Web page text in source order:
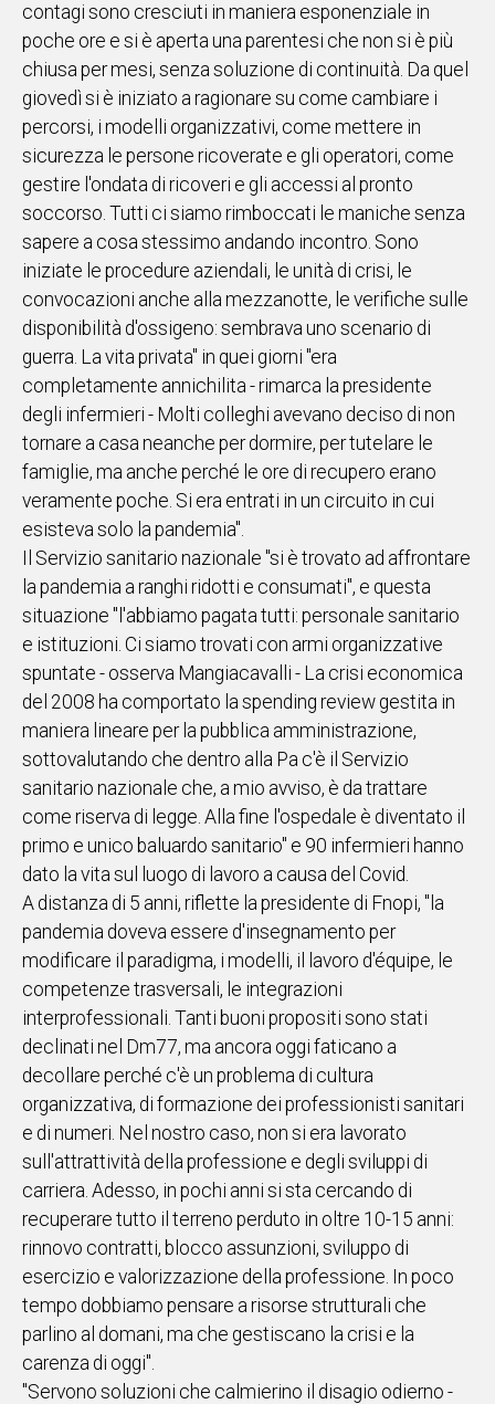
WHATSAPP
Social
contagi sono cresciuti in maniera esponenziale in
poche ore e si è aperta una parentesi che non si è più
chiusa per mesi, senza soluzione di continuità. Da quel
giovedì si è iniziato a ragionare su come cambiare i
percorsi, i modelli organizzativi, come mettere in
sicurezza le persone ricoverate e gli operatori, come
gestire l'ondata di ricoveri e gli accessi al pronto
soccorso. Tutti ci siamo rimboccati le maniche senza
sapere a cosa stessimo andando incontro. Sono
iniziate le procedure aziendali, le unità di crisi, le
convocazioni anche alla mezzanotte, le verifiche sulle
disponibilità d'ossigeno: sembrava uno scenario di
guerra. La vita privata" in quei giorni "era
completamente annichilita - rimarca la presidente
degli infermieri - Molti colleghi avevano deciso di non
tornare a casa neanche per dormire, per tutelare le
famiglie, ma anche perché le ore di recupero erano
veramente poche. Si era entrati in un circuito in cui
esisteva solo la pandemia".
Il Servizio sanitario nazionale "si è trovato ad affrontare
la pandemia a ranghi ridotti e consumati", e questa
situazione "l'abbiamo pagata tutti: personale sanitario
e istituzioni. Ci siamo trovati con armi organizzative
spuntate - osserva Mangiacavalli - La crisi economica
del 2008 ha comportato la spending review gestita in
maniera lineare per la pubblica amministrazione,
sottovalutando che dentro alla Pa c'è il Servizio
sanitario nazionale che, a mio avviso, è da trattare
come riserva di legge. Alla fine l'ospedale è diventato il
primo e unico baluardo sanitario" e 90 infermieri hanno
dato la vita sul luogo di lavoro a causa del Covid.
A distanza di 5 anni, riflette la presidente di Fnopi, "la
pandemia doveva essere d'insegnamento per
modificare il paradigma, i modelli, il lavoro d'équipe, le
competenze trasversali, le integrazioni
interprofessionali. Tanti buoni propositi sono stati
declinati nel Dm77, ma ancora oggi faticano a
decollare perché c'è un problema di cultura
organizzativa, di formazione dei professionisti sanitari
e di numeri. Nel nostro caso, non si era lavorato
sull'attrattività della professione e degli sviluppi di
carriera. Adesso, in pochi anni si sta cercando di
recuperare tutto il terreno perduto in oltre 10-15 anni:
rinnovo contratti, blocco assunzioni, sviluppo di
esercizio e valorizzazione della professione. In poco
tempo dobbiamo pensare a risorse strutturali che
parlino al domani, ma che gestiscano la crisi e la
carenza di oggi".
"Servono soluzioni che calmierino il disagio odierno -